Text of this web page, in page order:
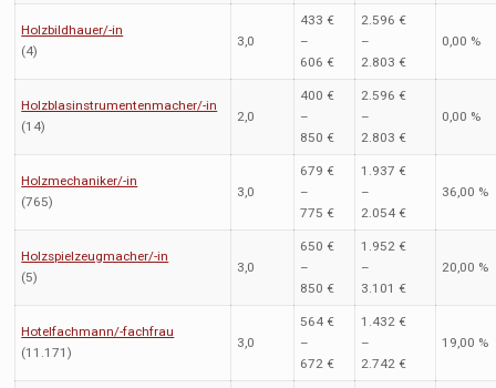
Holzbildhauer/-in
(4)
3,0
433 €
–
606 €
2.596 €
–
2.803 €
0,00 %
Holzblasinstrumentenmacher/-in
(14)
2,0
400 €
–
850 €
2.596 €
–
2.803 €
0,00 %
Holzmechaniker/-in
(765)
3,0
679 €
–
775 €
1.937 €
–
2.054 €
36,00 %
Holzspielzeugmacher/-in
(5)
3,0
650 €
–
850 €
1.952 €
–
3.101 €
20,00 %
Hotelfachmann/-fachfrau
(11.171)
3,0
564 €
–
672 €
1.432 €
–
2.742 €
19,00 %